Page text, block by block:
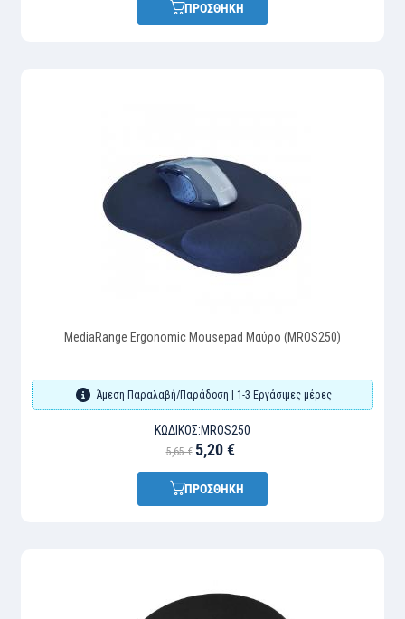
ΠΡΟΣΘΗΚΗ
MediaRange Ergonomic Mousepad Μαύρο (MROS250)
Άμεση Παραλαβή/Παράδοση | 1-3 Εργάσιμες μέρες
ΚΩΔΙΚΌΣ:MROS250
5,65 € 5,20 €
ΠΡΟΣΘΗΚΗ